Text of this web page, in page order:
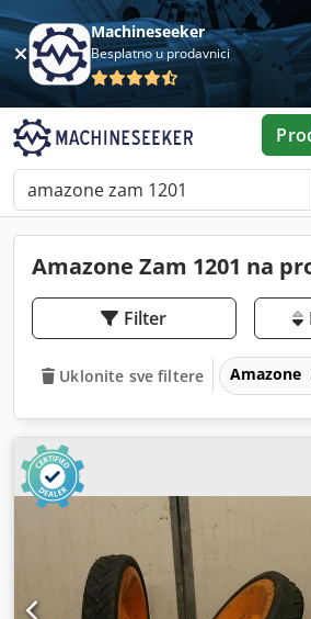
Machineseeker
Besplatno u prodavnici
Amazone Zam 1201 na
Filter
Uklonite sve filtere Amazone